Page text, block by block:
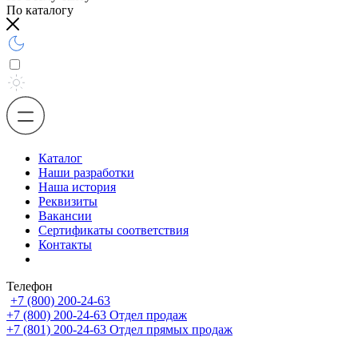
По каталогу
Каталог
Наши разработки
Наша история
Реквизиты
Вакансии
Сертификаты соответствия
Контакты
Телефон
+7 (800) 200-24-63
+7 (800) 200-24-63 Отдел продаж
+7 (801) 200-24-63 Отдел прямых продаж